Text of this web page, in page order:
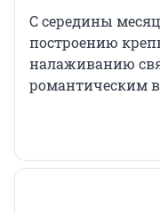
С середины
построению
налаживанию
романтическим